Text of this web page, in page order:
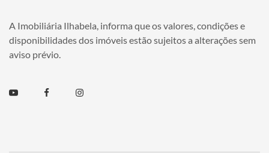
A Imobiliária Ilhabela, informa que os valores, condições e
disponibilidades dos imóveis estão sujeitos a alterações sem
aviso prévio.
Youtube FacebookInstagram